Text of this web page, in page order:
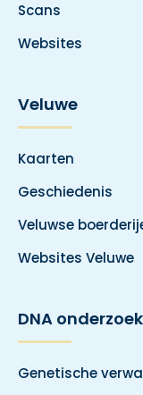
Scans
Websites
Veluwe
Kaarten
Geschiedenis
Veluwse
Websites Veluwe
DNA onderzoek
Genetische